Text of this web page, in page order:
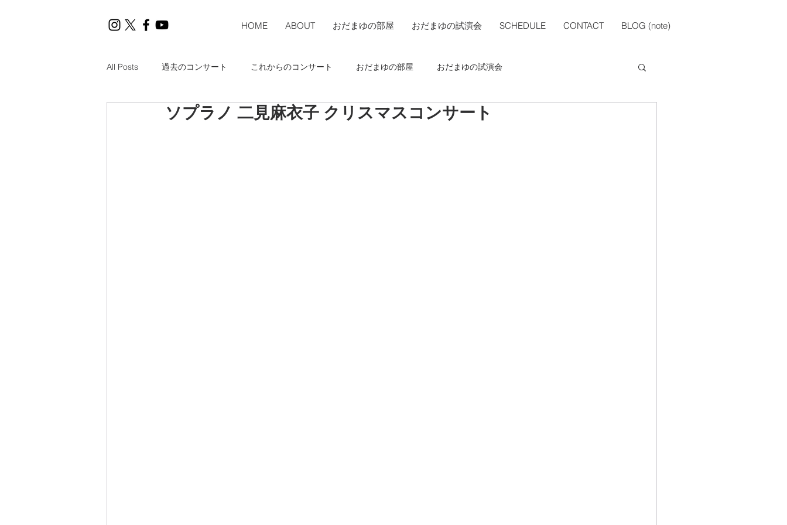
HOME ABOUT おだまゆの部屋 おだまゆの試演会 SCHEDULE CONTACT BLOG (note)
All Posts 過去のコンサート これからのコンサート おだまゆの部屋 おだまゆの試演会
ソプラノ 二見麻衣子 クリスマスコンサート